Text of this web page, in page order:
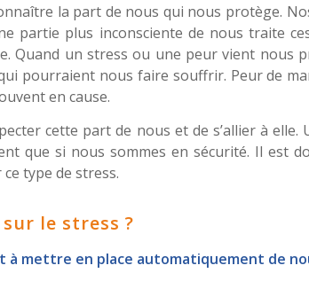
la part de nous qui nous protège.
partie plus inconsciente de nous traite
Quand un stress ou une peur vient nous
pourraient nous faire souffrir. Peur de
en cause.
cette part de nous et de s’allier à
que si nous sommes en sécurité. Il est
type de stress.
le stress ?
à mettre en place automatiquement de